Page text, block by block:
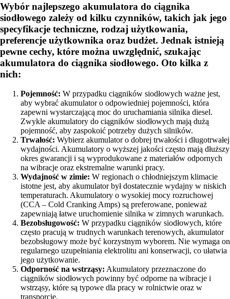
Wybór najlepszego akumulatora do ciągnika
siodłowego zależy od kilku czynników, takich jak jego
specyfikacje techniczne, rodzaj użytkowania,
preferencje użytkownika oraz budżet. Jednak istnieją
pewne cechy, które można uwzględnić, szukając
akumulatora do ciągnika siodłowego. Oto kilka z
nich:
Pojemność: W przypadku ciągników siodłowych ważne jest,
aby wybrać akumulator o odpowiedniej pojemności, która
zapewni wystarczającą moc do uruchamiania silnika diesel.
Zwykle akumulatory do ciągników siodłowych mają dużą
pojemność, aby zaspokoić potrzeby dużych silników.
Trwałość: Wybierz akumulator o dobrej trwałości i długotrwałej
wydajności. Akumulatory o wyższej jakości często mają dłuższy
okres gwarancji i są wyprodukowane z materiałów odpornych
na wibracje oraz ekstremalne warunki pracy.
Wydajność w zimie: W regionach o chłodniejszym klimacie
istotne jest, aby akumulator był dostatecznie wydajny w niskich
temperaturach. Akumulatory o wysokiej mocy rozruchowej
(CCA – Cold Cranking Amps) są preferowane, ponieważ
zapewniają łatwe uruchomienie silnika w zimnych warunkach.
Bezobsługowość: W przypadku ciągników siodłowych, które
często pracują w trudnych warunkach terenowych, akumulator
bezobsługowy może być korzystnym wyborem. Nie wymaga on
regularnego uzupełniania elektrolitu ani konserwacji, co ułatwia
jego użytkowanie.
Odporność na wstrząsy: Akumulatory przeznaczone do
ciągników siodłowych powinny być odporne na wibracje i
wstrząsy, które są typowe dla pracy w rolnictwie oraz w
transporcie.